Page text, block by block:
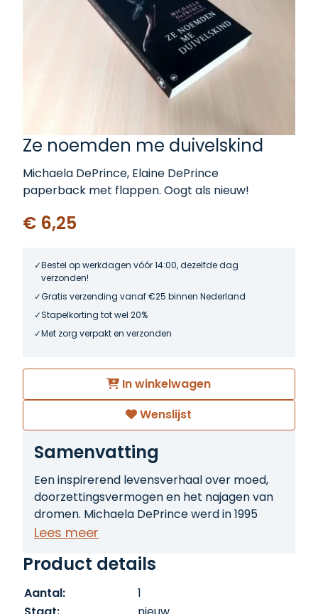
Ze noemden me duivelskind
Michaela DePrince, Elaine DePrince
paperback met flappen. Oogt als nieuw!
€ 6,25
Bestel op werkdagen vóór 14:00, dezelfde dag
verzonden!
Gratis verzending vanaf €25 binnen Nederland
Stapelkorting tot wel 20%
Met zorg verpakt en verzonden
In winkelwagen
Wenslijst
Samenvatting
Een inspirerend levensverhaal over moed,
doorzettingsvermogen en het najagen van
dromen. Michaela DePrince werd in 1995
geboren in het door een bloedige
haar vader door rebellen wordt vermoord
wordt Michaela in een weeshuis geplaatst.
Lees meer
Product details
Aantal:
1